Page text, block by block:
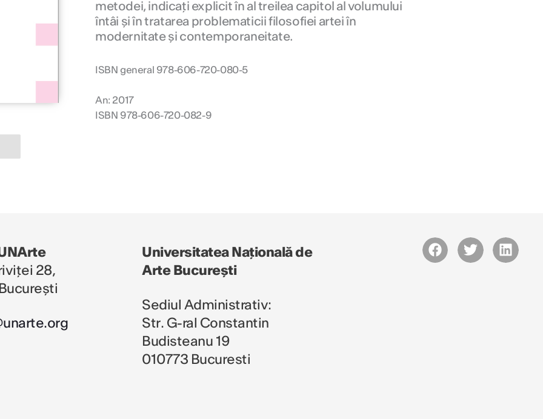
metodei, indicați explicit în al treilea capitol al volumului
întâi și în tratarea problematicii filosofiei artei în
modernitate și contemporaneitate.
ISBN general 978-606-720-080-5
An: 2017
ISBN 978-606-720-082-9
28,
Universitatea Națională de
Arte București
Sediul Administrativ:
Str. G-ral Constantin
Budisteanu 19
010773 Bucuresti